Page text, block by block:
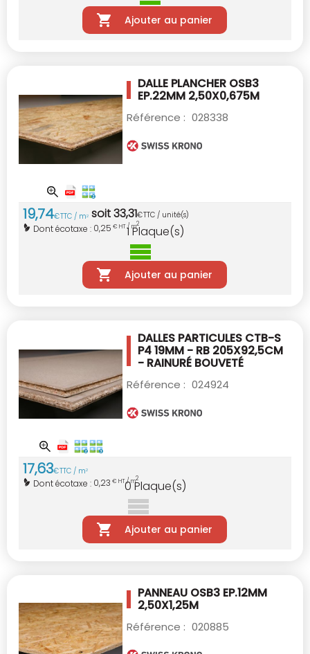
Ajouter au panier
DALLE PLANCHER OSB3
EP.22MM 2,50X0,675M
Référence : 028338
19,74€TTC / m2 soit33,31€TTC / unité(s)
Dont écotaxe : 0,25 € HT / m2
1Plaque(s)
Ajouter au panier
DALLES PARTICULES CTB-S
P4 19MM - RB 205X92,5CM
- RAINURÉ BOUVETÉ
Référence : 024924
17,63€TTC / m2
Dont écotaxe : 0,23 € HT / m2
0Plaque(s)
Ajouter au panier
PANNEAU OSB3 EP.12MM
2,50X1,25M
Référence : 020885